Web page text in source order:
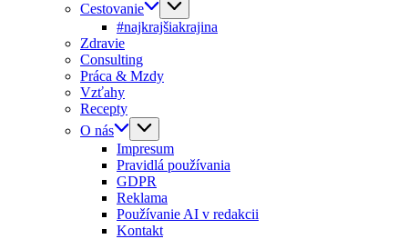
Cestovanie
#najkrajšiakrajina
Zdravie
Consulting
Práca & Mzdy
Vzťahy
Recepty
O nás
Impresum
Pravidlá používania
GDPR
Reklama
Používanie AI v redakcii
Kontakt